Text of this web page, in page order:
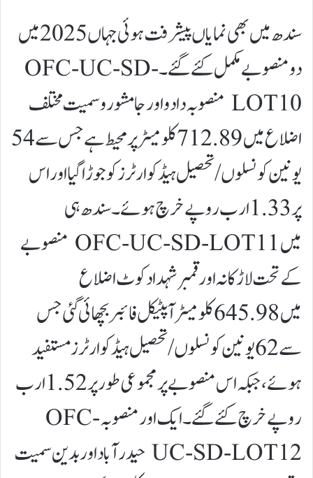
سندھ میں بھی نمایاں پیشرفت ہوئی جہاں 2025 میں
دو منصوبے مکمل کئے گئے۔ OFC-UC-SD-
LOT10 منصوبہ دادو اور جامشورو سمیت مختلف
اضلاع میں 712.89 کلومیٹر پر محیط ہے جس سے 54
یونین کونسلوں/تحصیل ہیڈکوارٹرز کو جوڑا گیا اور اس
پر 1.33 ارب روپے خرچ ہوئے۔سندھ ہی
میں OFC-UC-SD-LOT11 منصوبے
کے تحت لاڑکانہ اور قمبر شہدادکوٹ اضلاع
میں 645.98 کلومیٹر آپٹیکل فائبر بچھائی گئی جس
سے 62 یونین کونسلوں/تحصیل ہیڈکوارٹرز مستفید
ہوئے، جبکہ اس منصوبے پر مجموعی طور پر 1.52 ارب
روپے خرچ کئے گئے۔ایک اور منصوبہ OFC-
UC-SD-LOT12 حیدرآباد اور بدین سمیت